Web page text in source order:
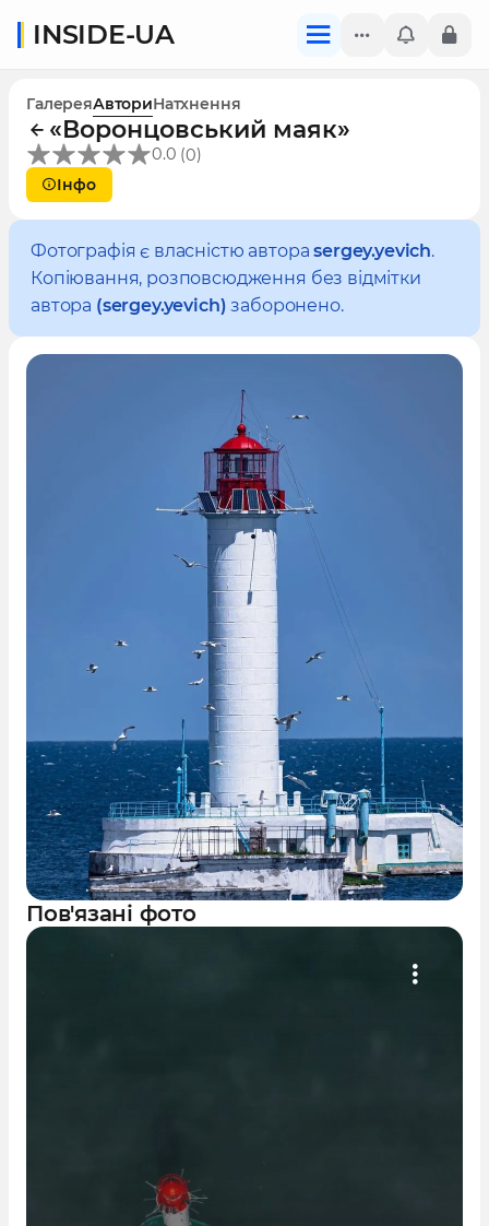
INSIDE-UA
ГалереяАвториНатхнення
«Воронцовський маяк»
0.0 (0)
Інфо
Фотографія є власністю автораsergey.yevich.
Копіювання, розповсюдження без відмітки
автора (sergey.yevich) заборонено.
Пов'язані фото